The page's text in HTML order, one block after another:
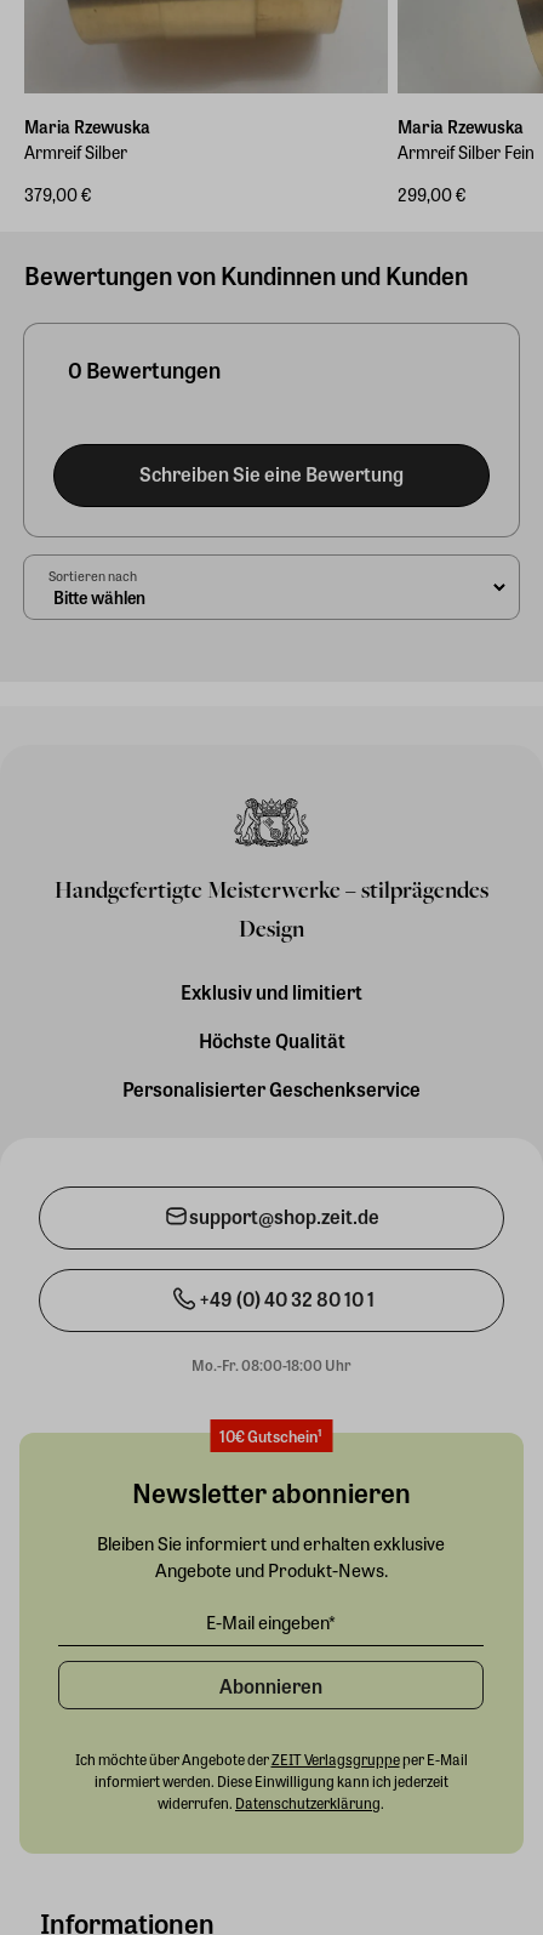
Maria Rzewuska
Armreif Silber
379,00 €
Maria Rzewuska
Armreif Silber Fein
299,00 €
Bewertungen von Kundinnen und Kunden
0 Bewertungen
Schreiben Sie eine Bewertung
Sortieren nach
Handgefertigte Meisterwerke – stilprägendes
Design
Exklusiv und limitiert
Höchste Qualität
Personalisierter Geschenkservice
support@shop.zeit.de
+49 (0) 40 32 80 10 1
Mo.-Fr. 08:00-18:00 Uhr
Informationen
10€ Gutschein¹
Newsletter abonnieren
Bleiben Sie informiert und erhalten exklusive
Angebote und Produkt-News.
Abonnieren
Ich möchte über Angebote derZEIT Verlagsgruppeper E-Mail
informiert werden. Diese Einwilligung kann ich jederzeit
widerrufen. Datenschutzerklärung.